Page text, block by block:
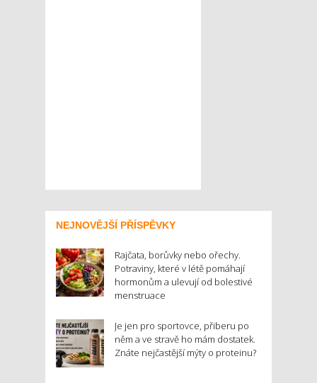
NEJNOVĚJŠÍ PŘÍSPĚVKY
Rajčata, borůvky nebo ořechy.
Potraviny, které v létě pomáhají
hormonům a ulevují od bolestivé
menstruace
Je jen pro sportovce, přiberu po
něm a ve stravě ho mám dostatek.
Znáte nejčastější mýty o proteinu?